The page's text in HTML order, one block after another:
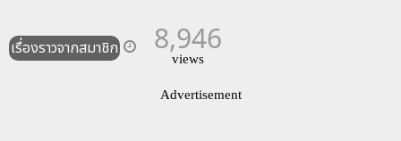
เรื่องราวจากสมาชิก 8,946
views
Advertisement